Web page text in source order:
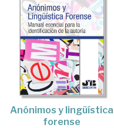
Anónimos y lingüística
forense